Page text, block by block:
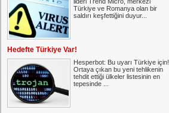
Türkiye ve Romanya olan bir
saldırı keşfettiğini duyur...
Hedefte Türkiye Var!
Hesperbot: Bu uyarı Türkiye için!
Ortaya çıkan bu yeni tehlikenin
tehdit ettiği ülkeler listesinin en
tepesinde ...